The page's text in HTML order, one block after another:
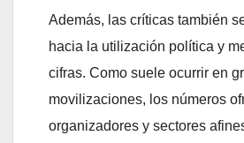
Además, las críticas también
hacia la utilización política y
cifras. Como suele ocurrir en
movilizaciones, los números
organizadores y sectores